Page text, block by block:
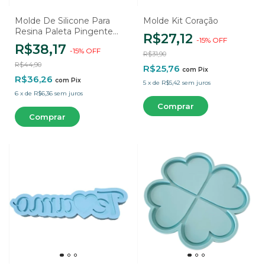
Molde De Silicone Para
Resina Paleta Pingentes
Gota - 8 Cavidades
R$38,17 -15% OFF
R$44,90
R$36,26 com Pix
6 x de R$6,36 sem juros
Molde Kit Coração
R$27,12 -15% OFF
R$31,90
R$25,76 com Pix
5 x de R$5,42 sem juros